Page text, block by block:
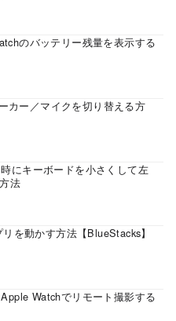
のバッテリー残量を表示する
カー／マイクを切り替える方
にキーボードを小さくして左
法
を動かす方法【BlueStacks】
Watchでリモート撮影する